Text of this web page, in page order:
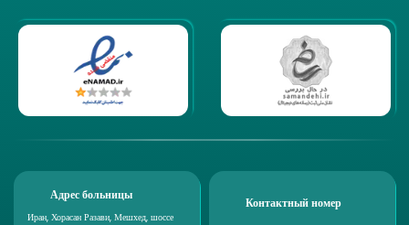
Адрес больницы
Иран, Хорасан Разави, Мешхед, шоссе
Контактный номер